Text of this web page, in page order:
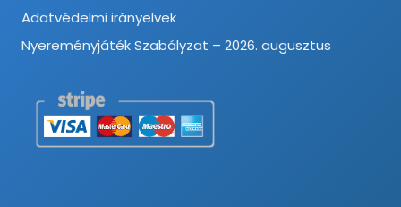
Adatvédelmi irányelvek
Nyereményjáték Szabályzat – 2026. augusztus